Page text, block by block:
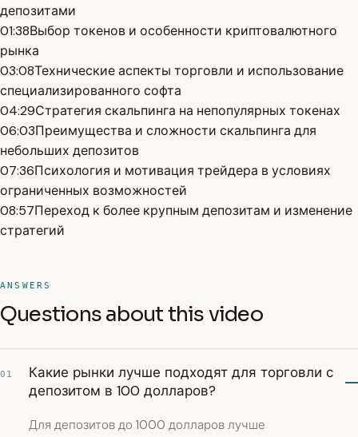
депозитами
01:38Выбор токенов и особенности криптовалютного
рынка
03:08Технические аспекты торговли и использование
специализированного софта
04:29Стратегия скальпинга на непопулярных токенах
06:03Преимущества и сложности скальпинга для
небольших депозитов
07:36Психология и мотивация трейдера в условиях
ограниченных возможностей
08:57Переход к более крупным депозитам и изменение
стратегий
ANSWERS
Questions about this video
01
Какие рынки лучше подходят для торговли с
депозитом в 100 долларов?
Для депозитов до 1000 долларов лучше